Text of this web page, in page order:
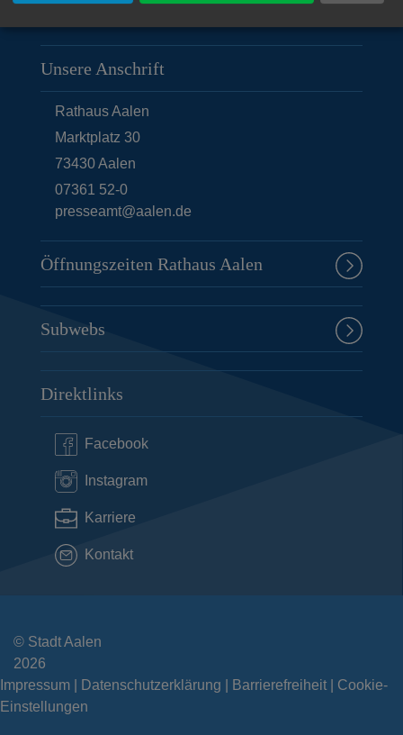
Unsere Anschrift
Rathaus Aalen
Marktplatz 30
73430Aalen
07361 52-0
presseamt@aalen.de
Öffnungszeiten Rathaus Aalen
Subwebs
Direktlinks
Facebook
Instagram
Karriere
Kontakt
© Stadt Aalen
2026
Impressum
Datenschutzerklärung Barrierefreiheit
Cookie-
Einstellungen